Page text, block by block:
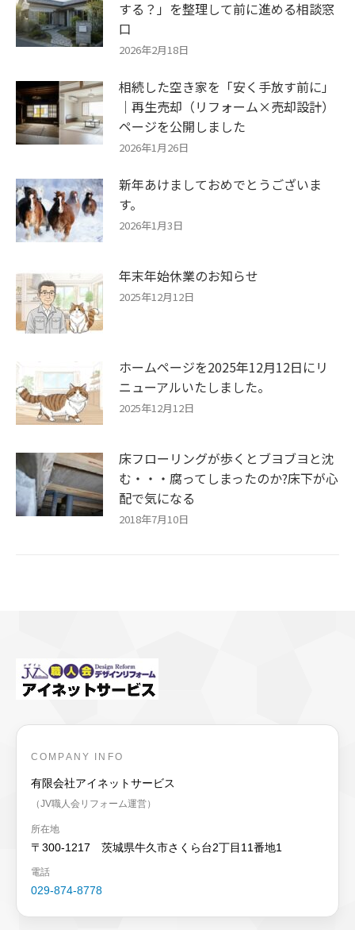
する？」を整理して前に進める相談窓
口
2026年2月18日
相続した空き家を「安く手放す前に」
｜再生売却（リフォーム×売却設計）
ページを公開しました
2026年1月26日
新年あけましておめでとうございま
す。
2026年1月3日
年末年始休業のお知らせ
2025年12月12日
ホームページを2025年12月12日にリ
ニューアルいたしました。
2025年12月12日
床フローリングが歩くとブヨブヨと沈
む・・・腐ってしまったのか?床下が心
配で気になる
2018年7月10日
COMPANY INFO
有限会社アイネットサービス
（JV職人会リフォーム運営）
所在地
〒300-1217 茨城県牛久市さくら台2丁目11番地1
電話
029-874-8778